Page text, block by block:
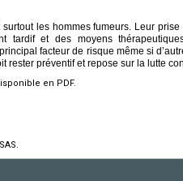
les hommes fumeurs. Leur
tardif et des moyens
facteur de risque même si
rester préventif et repose sur la lutte
en PDF.